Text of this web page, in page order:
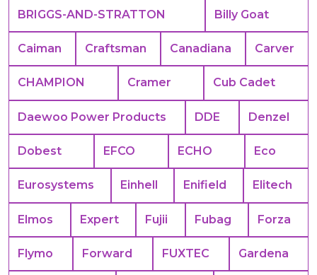
BRIGGS-AND-STRATTON Billy Goat
Caiman Craftsman Canadiana Carver
CHAMPION Cramer Cub Cadet
Daewoo Power Products DDE Denzel
Dobest EFCO ECHO Eco
Eurosystems Einhell Enifield Elitech
Elmos Expert Fujii Fubag Forza
Flymo Forward FUXTEC Gardena